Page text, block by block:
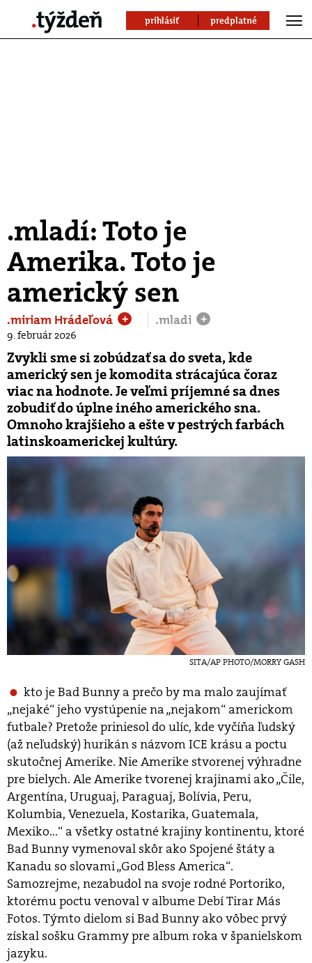
prihlásiť predplatné
.mladí: Toto je
Amerika. Toto je
americký sen
.miriam Hrádeľová + .mladi +
9. február 2026
Zvykli sme si zobúdzať sa do sveta, kde
americký sen je komodita strácajúca čoraz
viac na hodnote. Je veľmi príjemné sa dnes
zobudiť do úplne iného amerického sna.
Omnoho krajšieho a ešte v pestrých farbách
latinskoamerickej kultúry.
SITA/AP PHOTO/MORRY GASH
kto je Bad Bunny a prečo by ma malo zaujímať
„nejaké“ jeho vystúpenie na „nejakom“ americkom
futbale? Pretože priniesol do ulíc, kde vyčíňa ľudský
(až neľudský) hurikán s názvom ICE krásu a poctu
skutočnej Amerike. Nie Amerike stvorenej výhradne
pre bielych. Ale Amerike tvorenej krajinami ako „Čile,
Argentína, Uruguaj, Paraguaj, Bolívia, Peru,
Kolumbia, Venezuela, Kostarika, Guatemala,
Mexiko...“ a všetky ostatné krajiny kontinentu, ktoré
Bad Bunny vymenoval skôr ako Spojené štáty a
Kanadu so slovami „God Bless America“.
Samozrejme, nezabudol na svoje rodné Portoriko,
ktorému poctu venoval v albume Debí Tirar Más
Fotos. Týmto dielom si Bad Bunny ako vôbec prvý
získal sošku Grammy pre album roka v španielskom
jazyku.